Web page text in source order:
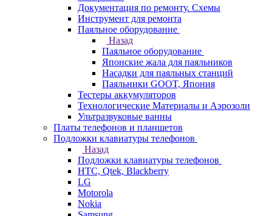
Документация по ремонту. Схемы
Инструмент для ремонта
Паяльное оборудование
Назад
Паяльное оборудование
Японские жала для паяльников
Насадки для паяльных станций
Паяльники GOOT, Япония
Тестеры аккумуляторов
Технологические Материалы и Аэрозоли
Ультразвуковые ванны
Платы телефонов и планшетов
Подложки клавиатуры телефонов
Назад
Подложки клавиатуры телефонов
HTC, Qtek, Blackberry
LG
Motorola
Nokia